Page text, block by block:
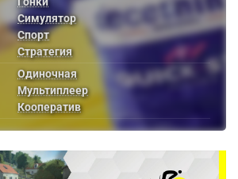
Симулятор
Спорт
Стратегия
Одиночная
Мультиплеер
Кооператив